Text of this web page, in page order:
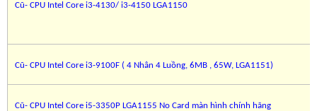
Cũ- CPU Intel Core i3-4130/ i3-4150 LGA1150
Cũ- CPU Intel Core i3-9100F ( 4 Nhân 4 Luồng, 6MB , 65W, LGA1151)
Cũ- CPU Intel Core i5-3350P LGA1155 No Card màn hình chính hãng